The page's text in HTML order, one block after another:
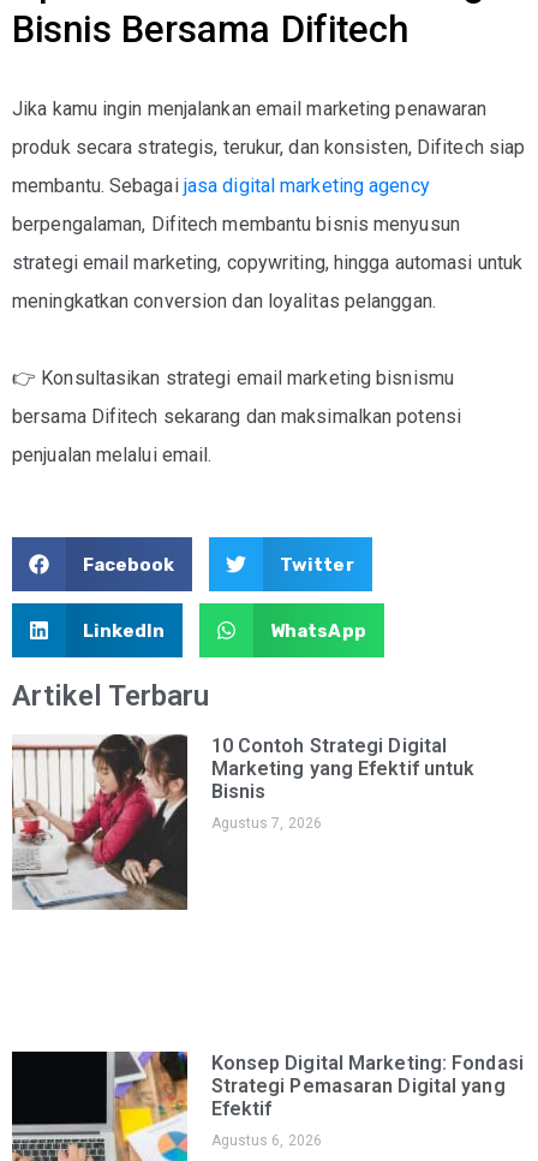
Bisnis Bersama Difitech
Jika kamu ingin menjalankan email marketing penawaran
produksecara strategis, terukur, dan konsisten, Difitechsiap
membantu. Sebagai jasa digital marketingagency
berpengalaman, Difitech membantu bisnis menyusun
strategi email marketing, copywriting, hingga automasi untuk
meningkatkan conversion dan loyalitas pelanggan.
👉 Konsultasikan strategi email marketing bisnismu
bersama Difitech sekarang dan maksimalkan potensi
penjualan melalui email.
Facebook Twitter
LinkedIn WhatsApp
Artikel Terbaru
10 Contoh Strategi Digital
Marketing yang Efektif untuk
Bisnis
Agustus 7, 2026
Konsep Digital Marketing: Fondasi
Strategi Pemasaran Digital yang
Efektif
Agustus 6, 2026